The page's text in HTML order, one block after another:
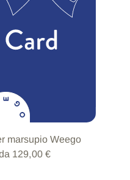
marsupio Weego
129,00 €